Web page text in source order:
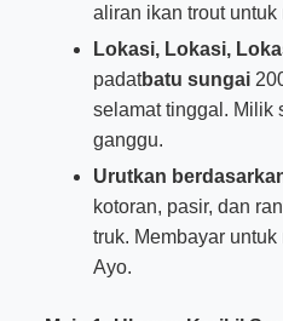
aliran ikan trout untuk
Lokasi, Lokasi,
padatbatu sungai
selamat tinggal. Milik
ganggu.
Urutkan
kotoran, pasir, dan
truk. Membayar
Ayo.